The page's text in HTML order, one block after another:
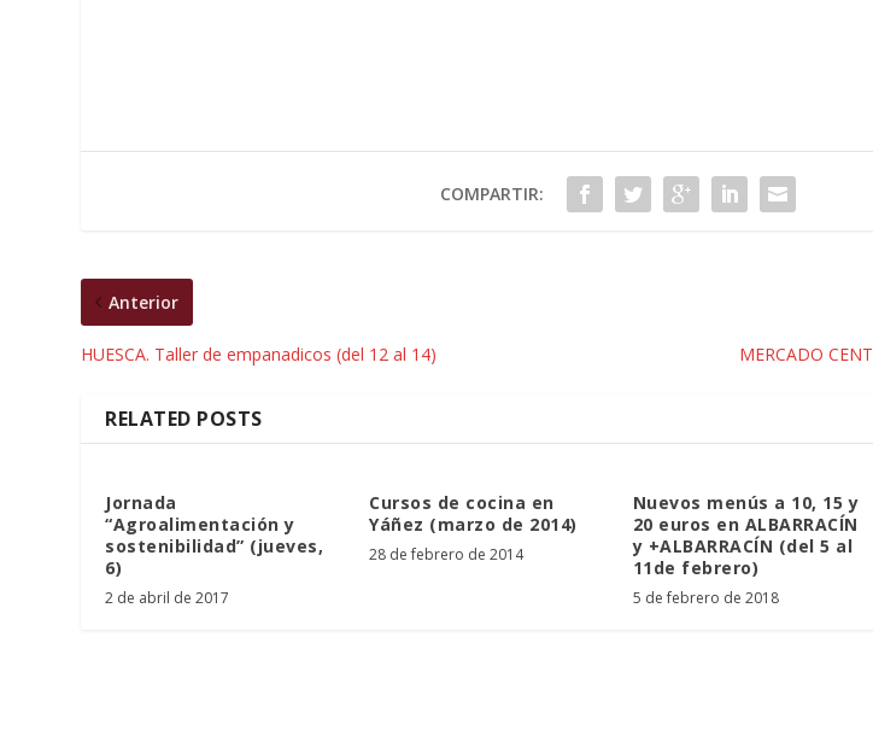
COMPARTIR:
Anterior
HUESCA. Taller de empanadicos (del 12 al 14) MERCADO
RELATED POSTS
Jornada
“Agroalimentación y
sostenibilidad” (jueves,
6)
2 de abril de 2017
Cursos de cocina en
Yáñez (marzo de 2014)
28 de febrero de 2014
Nuevos menús a 10, 15 y
20 euros en ALBARRACÍN
y +ALBARRACÍN (del 5 al
11de febrero)
5 de febrero de 2018